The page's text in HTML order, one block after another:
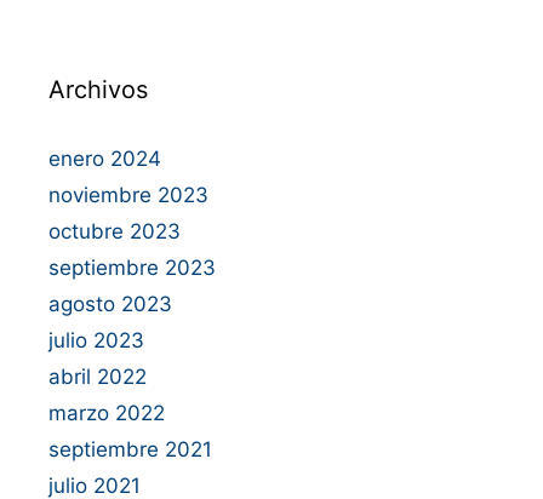
Archivos
enero 2024
noviembre 2023
octubre 2023
septiembre 2023
agosto 2023
julio 2023
abril 2022
marzo 2022
septiembre 2021
julio 2021